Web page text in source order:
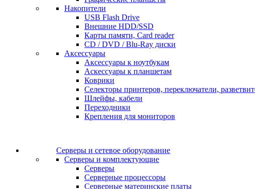
Накопители
USB Flash Drive
Внешние HDD/SSD
Карты памяти, Card reader
CD / DVD / Blu-Ray диски
Аксессуары
Аксессуары к ноутбукам
Аскессуары к планшетам
Коврики
Селекторы принтеров, переключатели,
Шлейфы, кабели
Переходники
Крепления для мониторов
Серверы и сетевое оборудование
Серверы и комплектующие
Серверы
Серверные процессоры
Серверные материнские платы